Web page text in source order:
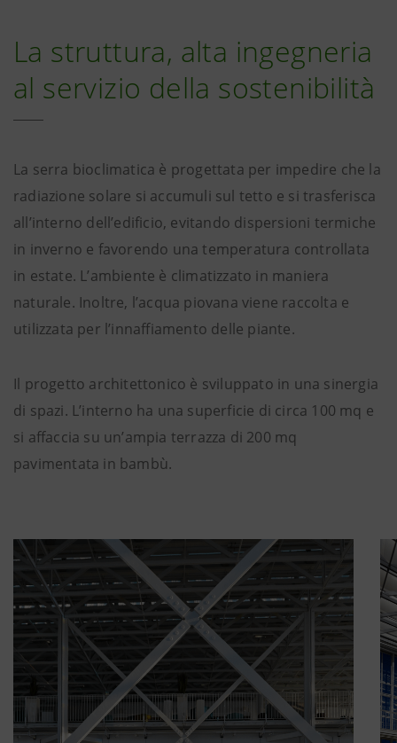
La struttura, alta ingegneria
al servizio della sostenibilità
La serra bioclimatica è progettata per impedire che la
radiazione solare si accumuli sul tetto e si trasferisca
all’interno dell’edificio, evitando dispersioni termiche
in inverno e favorendo una temperatura controllata
in estate. L’ambiente è climatizzato in maniera
naturale. Inoltre, l’acqua piovana viene raccolta e
utilizzata per l’innaffiamento delle piante.
Il progetto architettonico è sviluppato in una sinergia
di spazi. L’interno ha una superficie di circa 100 mq e
si affaccia su un’ampia terrazza di 200 mq
pavimentata in bambù.